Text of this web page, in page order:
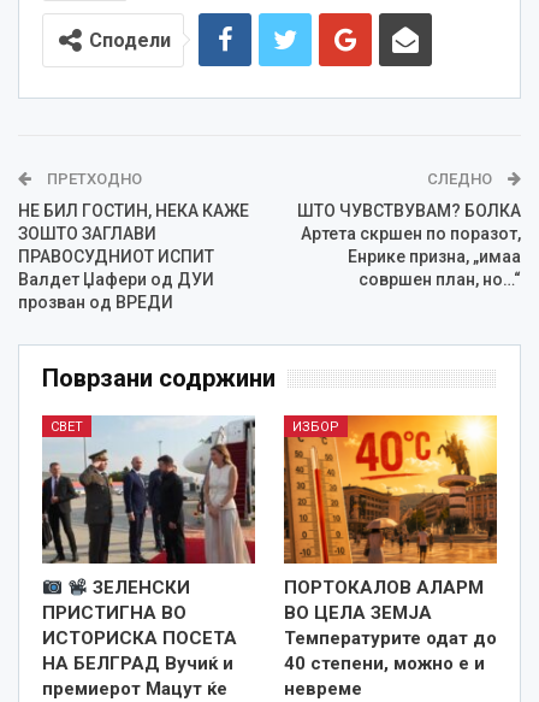
Сподели
ПРЕТХОДНО
НЕ БИЛ ГОСТИН, НЕКА КАЖЕ
ЗОШТО ЗАГЛАВИ
ПРАВОСУДНИОТ ИСПИТ
Валдет Џафери од ДУИ
прозван од ВРЕДИ
СЛЕДНО
ШТО ЧУВСТВУВАМ? БОЛКА
Артета скршен по поразот,
Енрике призна, „имаа
совршен план, но…“
Поврзани содржини
СВЕТ
ЗЕЛЕНСКИ
ПРИСТИГНА ВО
ИСТОРИСКА ПОСЕТА
НА БЕЛГРАД Вучиќ и
премиерот Мацут ќе
ИЗБОР
ПОРТОКАЛОВ АЛАРМ
ВО ЦЕЛА ЗЕМЈА
Температурите одат до
40 степени, можно е и
невреме